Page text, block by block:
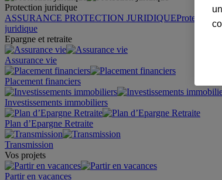
Protection juridique
ASSURANCE PROTECTION JURIDIQUEProtection
juridique
Epargne et retraite
Assurance vie
Placement financiers
Investissements immobiliers
Plan d’Epargne Retraite
Transmission
Vos projets
Partir en vacances